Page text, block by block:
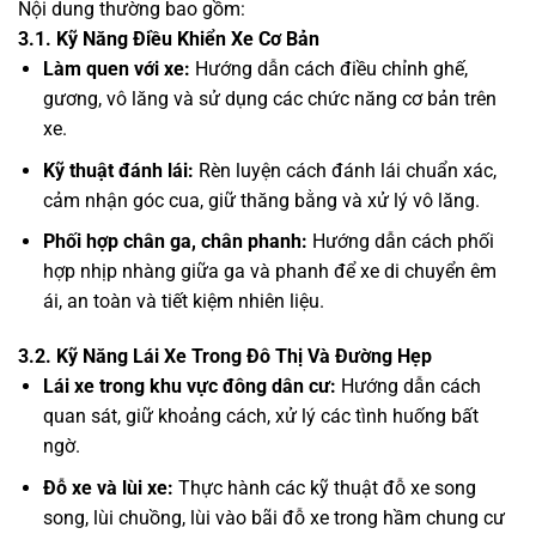
Nội dung thường bao gồm:
3.1. Kỹ Năng Điều Khiển Xe Cơ Bản
Làm quen với xe: Hướng dẫn cách điều chỉnh ghế,
gương, vô lăng và sử dụng các chức năng cơ bản trên
xe.
Kỹ thuật đánh lái: Rèn luyện cách đánh lái chuẩn xác,
cảm nhận góc cua, giữ thăng bằng và xử lý vô lăng.
Phối hợp chân ga, chân phanh: Hướng dẫn cách phối
hợp nhịp nhàng giữa ga và phanh để xe di chuyển êm
ái, an toàn và tiết kiệm nhiên liệu.
3.2. Kỹ Năng Lái Xe Trong Đô Thị Và Đường Hẹp
Lái xe trong khu vực đông dân cư: Hướng dẫn cách
quan sát, giữ khoảng cách, xử lý các tình huống bất
ngờ.
Đỗ xe và lùi xe: Thực hành các kỹ thuật đỗ xe song
song, lùi chuồng, lùi vào bãi đỗ xe trong hầm chung cư